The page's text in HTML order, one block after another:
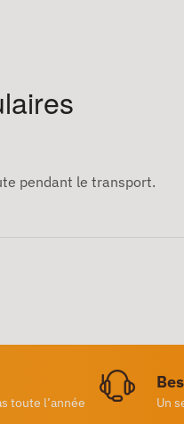
pendant le transport.
toute l’année Un